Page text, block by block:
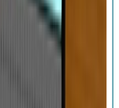
นสตูดิโอ